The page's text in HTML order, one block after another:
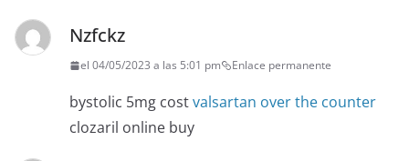
Nzfckz
el 04/05/2023 a las 5:01 pm Enlace permanente
bystolic 5mg costvalsartan over the counter
clozaril online buy